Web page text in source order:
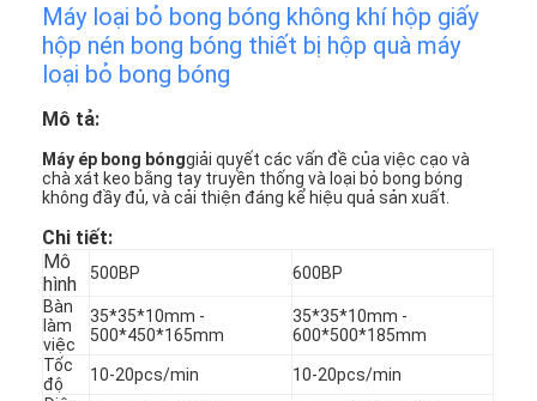
Máy loại bỏ bong bóng không khí hộp giấy
hộp nén bong bóng thiết bị hộp quà máy
loại bỏ bong bóng
Mô tả:
Máy ép bong bónggiải quyết các vấn đề của việc cạo và
chà xát keo bằng tay truyền thống và loại bỏ bong bóng
không đầy đủ, và cải thiện đáng kể hiệu quả sản xuất.
Chi tiết:
Mô
hình
500BP
600BP
Bàn
làm
việc
35*35*10mm -
500*450*165mm
35*35*10mm -
600*500*185mm
Tốc
độ
10-20pcs/min
10-20pcs/min